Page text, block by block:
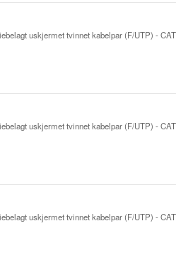
uskjermet tvinnet kabelpar (F/UTP) -
uskjermet tvinnet kabelpar (F/UTP) -
uskjermet tvinnet kabelpar (F/UTP) -